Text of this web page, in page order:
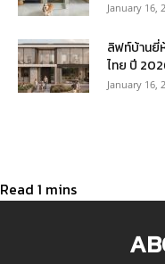
January 16,
ลิฟท์บ้านยี่
ไทย ปี
January 16,